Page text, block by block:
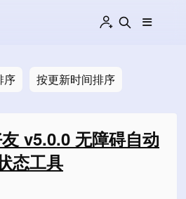
序 按更新时间排序
v5.0.0 无障碍自动
态工具